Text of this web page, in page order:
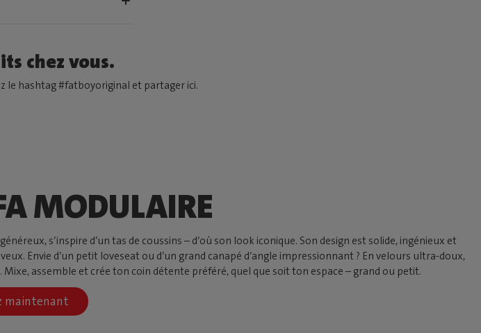
chez vous.
le hashtag #fatboyoriginal et partager ici.
MODULAIRE
s’inspire d’un tas de coussins – d’où son look iconique. Son design est solide, ingénieux et
Envie d’un petit loveseat ou d’un grand canapé d’angle impressionnant ? En velours ultra-doux,
assemble et crée ton coin détente préféré, quel que soit ton espace – grand ou petit.
maintenant